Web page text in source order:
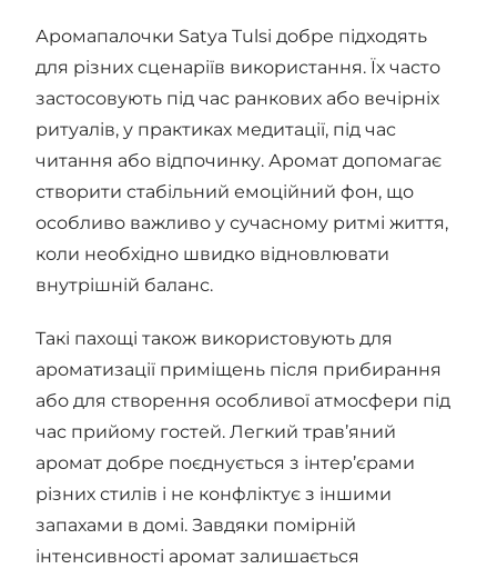
Аромапалочки Satya Tulsi добре підходять
для різних сценаріїв використання. Їх часто
застосовують під час ранкових або вечірніх
ритуалів, у практиках медитації, під час
читання або відпочинку. Аромат допомагає
створити стабільний емоційний фон, що
особливо важливо у сучасному ритмі життя,
коли необхідно швидко відновлювати
внутрішній баланс.
Такі пахощі також використовують для
ароматизації приміщень після прибирання
або для створення особливої атмосфери під
час прийому гостей. Легкий трав’яний
аромат добре поєднується з інтер’єрами
різних стилів і не конфліктує з іншими
запахами в домі. Завдяки помірній
інтенсивності аромат залишається